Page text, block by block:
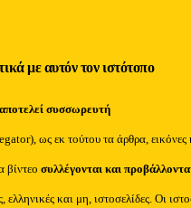
με αυτόν τον ιστότοπο
αποτελεί συσσωρευτή
ως εκ τούτου τα άρθρα, εικόνες
βίντεοσυλλέγονται και
ελληνικές και μη, ιστοσελίδες. Οι